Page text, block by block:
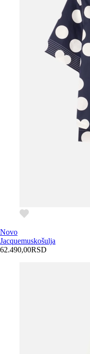
Novo
Jacquemuskošulja
62.490,00RSD